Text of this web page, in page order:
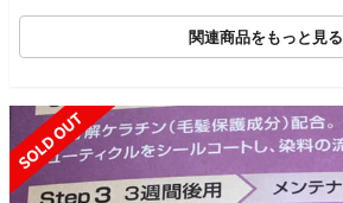
関連商品をもっと見る
SOLD OUT